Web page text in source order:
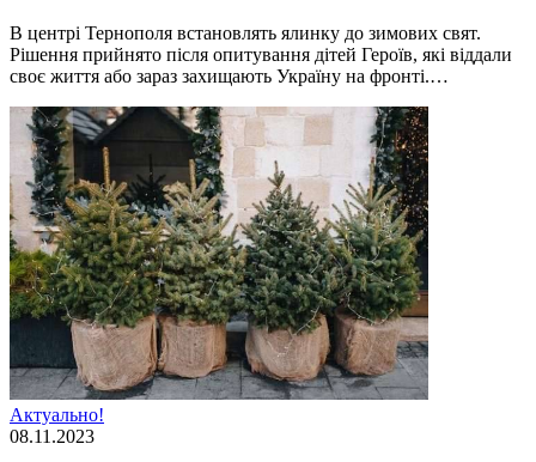
В центрі Тернополя встановлять ялинку до зимових свят.
Рішення прийнято після опитування дітей Героїв, які віддали
своє життя або зараз захищають Україну на фронті.…
Актуально!
08.11.2023